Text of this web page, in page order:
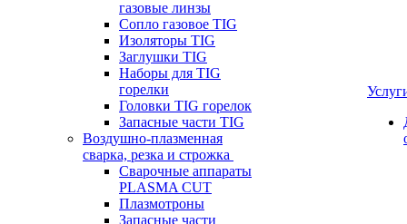
газовые линзы
Сопло газовое TIG
Изоляторы TIG
Заглушки TIG
Наборы для TIG
горелки
Головки TIG горелок
Запасные части TIG
Воздушно-плазменная
сварка, резка и строжка
Сварочные аппараты
PLASMA CUT
Плазмотроны
Запасные части